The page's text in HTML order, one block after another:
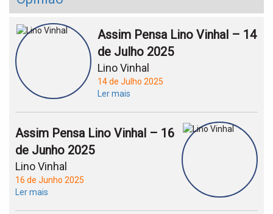
Assim Pensa Lino Vinhal – 14
de Julho 2025
Lino Vinhal
14 de Julho 2025
Ler mais
Assim Pensa Lino Vinhal – 16
de Junho 2025
Lino Vinhal
16 de Junho 2025
Ler mais